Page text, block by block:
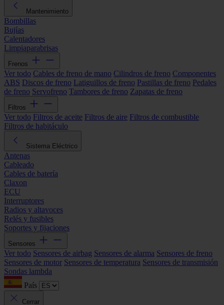
Mantenimiento
Bombillas
Bujías
Calentadores
Limpiaparabrisas
Frenos
Ver todo Cables de freno de mano Cilindros de freno Componentes
ABS Discos de freno Latiguillos de freno Pastillas de freno Pedales
de freno Servofreno Tambores de freno Zapatas de freno
Filtros
Ver todo Filtros de aceite Filtros de aire Filtros de combustible
Filtros de habitáculo
Sistema Eléctrico
Antenas
Cableado
Cables de batería
Claxon
ECU
Interruptores
Radios y altavoces
Relés y fusibles
Soportes y fijaciones
Sensores
Ver todo Sensores de airbag Sensores de alarma Sensores de freno
Sensores de motor Sensores de temperatura Sensores de transmisión
Sondas lambda
País
Cerrar